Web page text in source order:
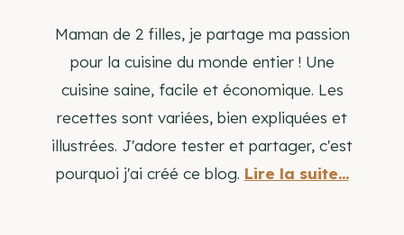
Maman de 2 filles, je partage ma passion
pour la cuisine du monde entier ! Une
cuisine saine, facile et économique. Les
recettes sont variées, bien expliquées et
illustrées. J'adore tester et partager, c'est
pourquoi j'ai créé ce blog. Lire la suite...